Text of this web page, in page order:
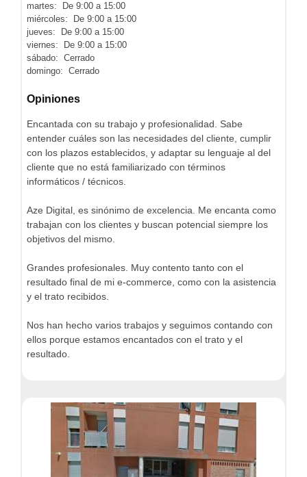
martes: De 9:00 a 15:00
miércoles: De 9:00 a 15:00
jueves: De 9:00 a 15:00
viernes: De 9:00 a 15:00
sábado: Cerrado
domingo: Cerrado
Opiniones
Encantada con su trabajo y profesionalidad. Sabe
entender cuáles son las necesidades del cliente, cumplir
con los plazos establecidos, y adaptar su lenguaje al del
cliente que no está familiarizado con términos
informáticos / técnicos.
Aze Digital, es sinónimo de excelencia. Me encanta como
trabajan con los clientes y buscan potencial siempre los
objetivos del mismo.
Grandes profesionales. Muy contento tanto con el
resultado final de mi e-commerce, como con la asistencia
y el trato recibidos.
Nos han hecho varios trabajos y seguimos contando con
ellos porque estamos encantados con el trato y el
resultado.